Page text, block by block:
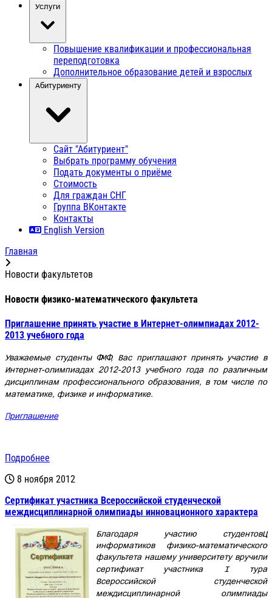
Услуги
Повышение квалификации и профессиональная
переподготовка
Дополнительное образование детей и взрослых
Абитуриенту
Сайт "Абитуриент"
Выбрать программу обучения
Подать документы о приёме
Стоимость
Для граждан СНГ
Группа ВКонтакте
Контакты
English Version
Главная
Новости факультетов
Новости физико-математического факультета
Приглашение принять участие в Интернет-олимпиадах 2012-
2013 учебного года
Уважаемые студенты ФМФ, Вас приглашают принять участие в
Интернет-олимпиадах 2012-2013 учебного года по различным
дисциплинам профессионального образования, в том числе по
математике, физике и информатике.
Приглашение
Подробнее
8 ноября 2012
Cертификат участника Всероссийской студенческой
междисциплинарной олимпиады инновационного характера
Благодаря участию студентов–
информатиков физико-математического
факультета нашему университету вручили
сертификат участника
Iтура
Всероссийской студенческой
междисциплинарной олимпиады